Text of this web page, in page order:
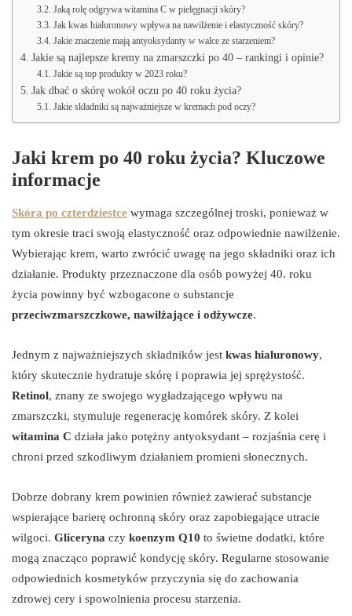
Jaką rolę odgrywa witamina C w pielęgnacji skóry?
Jak kwas hialuronowy wpływa na nawilżenie i elastyczność skóry?
Jakie znaczenie mają antyoksydanty w walce ze starzeniem?
Jakie są najlepsze kremy na zmarszczki po 40 – rankingi i opinie?
Jakie są top produkty w 2023 roku?
Jak dbać o skórę wokół oczu po 40 roku życia?
Jakie składniki są najważniejsze w kremach pod oczy?
Jaki krem po 40 roku życia? Kluczowe
informacje
Skóra po czterdziestce wymaga szczególnej troski, ponieważ w
tym okresie traci swoją elastyczność oraz odpowiednie nawilżenie.
Wybierając krem, warto zwrócić uwagę na jego składniki oraz ich
działanie. Produkty przeznaczone dla osób powyżej 40. roku
życia powinny być wzbogacone o substancje
przeciwzmarszczkowe, nawilżające i odżywcze.
Jednym z najważniejszych składników jest kwas hialuronowy,
który skutecznie hydratuje skórę i poprawia jej sprężystość.
Retinol, znany ze swojego wygładzającego wpływu na
zmarszczki, stymuluje regenerację komórek skóry. Z kolei
witamina C działa jako potężny antyoksydant – rozjaśnia cerę i
chroni przed szkodliwym działaniem promieni słonecznych.
Dobrze dobrany krem powinien również zawierać substancje
wspierające barierę ochronną skóry oraz zapobiegające utracie
wilgoci. Gliceryna czy koenzym Q10 to świetne dodatki, które
mogą znacząco poprawić kondycję skóry. Regularne stosowanie
odpowiednich kosmetyków przyczynia się do zachowania
zdrowej cery i spowolnienia procesu starzenia.